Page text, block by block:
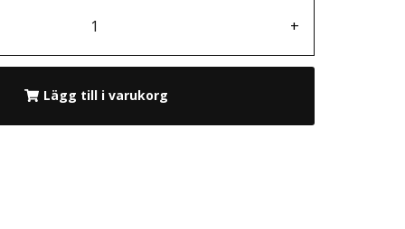
+
Lägg till i varukorg